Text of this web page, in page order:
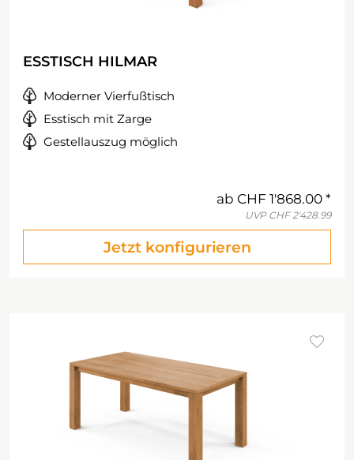
ESSTISCH HILMAR
Moderner Vierfußtisch
Esstisch mit Zarge
Gestellauszug möglich
ab CHF 1'868.00
UVP CHF 2'428.99
Jetzt konfigurieren